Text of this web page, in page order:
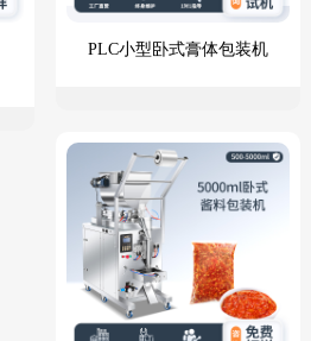
PLC小型卧式膏体包装机